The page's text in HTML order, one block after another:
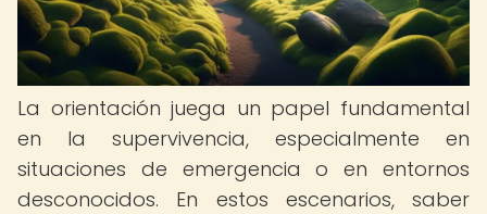
La orientación juega un papel fundamental
en la supervivencia, especialmente en
situaciones de emergencia o en entornos
desconocidos. En estos escenarios, saber